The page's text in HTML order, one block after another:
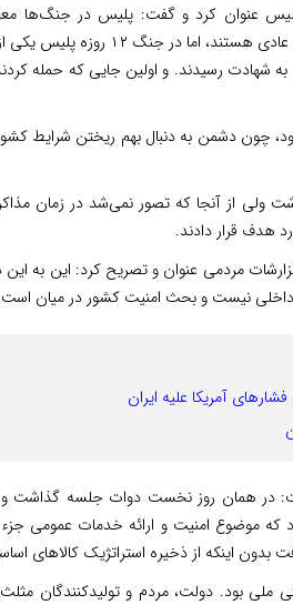
عنوان کرد و گفت: پلیس در جنگ‌ها
مهاجمان است و اولویت‌های اول نیروهای نظامی و
چون دشمن به دنبال بهم ریختن شرایط
ولی از آنجا که تصور نمی‌شد در زمان
هدف قرار دادند.
مردمی عنوان و تصریح کرد: این به این
نیست و بحث امنیت کشور در میان
آمریکا علیه ایران
که موضوع امنیت و ارائه خدمات عمومی
بدون اینکه از ذخیره استراتژیک کالاهای
بود. دولت، مردم و تولیدکنندگان